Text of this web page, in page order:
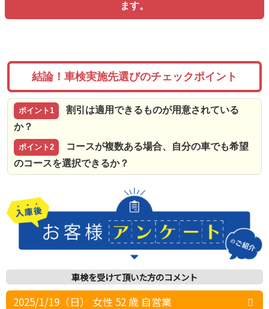
ます。
結論！車検実施先選びのチェックポイント
ポイント1
割引は適用できるものが用意されている
か？
ポイント2
コースが複数ある場合、自分の車でも希望
のコースを選択できるか？
車検を受けて頂いた方のコメント
2025/1/19（日） 女性 52 歳 自営業